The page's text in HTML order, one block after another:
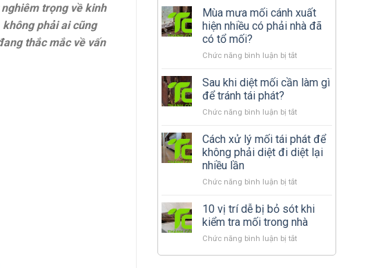
trọng về kinh
phải ai cũng
thắc mắc về vấn
hiện
mối
ăn
trong
Nên
lý
gọi
dịch
vụ
mối?
Mùa mưa mối cánh xuất
hiện nhiều có phải nhà đã
có tổ mối?
Chức năng bình luận bị tắtở
mưa
xuất
nhiều
có
phải
đã
tổ
mối?
Sau khi diệt mối cần làm gì
để tránh tái phát?
Chức năng bình luận bị tắtở
khi
diệt
mối
làm
để
tránh
tái
phát?
Cách xử lý mối tái phát để
không phải diệt đi diệt lại
nhiều lần
Chức năng bình luận bị tắtở
xử
lý
mối
tái
10 vị trí dễ bị bỏ sót khi
kiểm tra mối trong nhà
Chức năng bình luận bị tắtở